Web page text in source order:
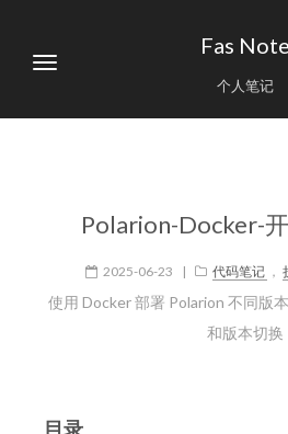
Fas Note
个人笔记
Polarion-Docker-
2025-06-23 | 代码笔记 ，
使用 Docker 部署 Polarion 不同版
和版本切换
目录